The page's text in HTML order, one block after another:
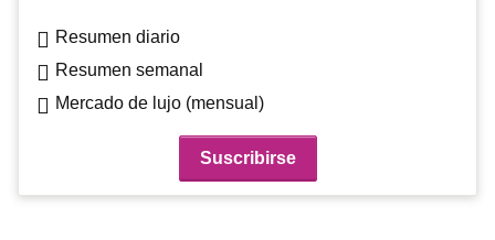
Resumen diario
Resumen semanal
Mercado de lujo (mensual)